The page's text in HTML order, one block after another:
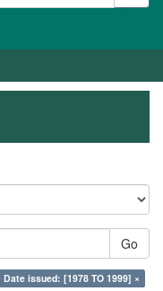
Go
Date issued: [1978 TO 1999] ×